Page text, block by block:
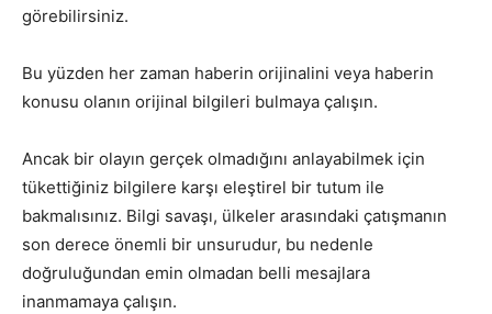
görebilirsiniz.
Bu yüzden her zaman haberin orijinalini veya haberin
konusu olanın orijinal bilgileri bulmaya çalışın.
Ancak bir olayın gerçek olmadığını anlayabilmek için
tükettiğiniz bilgilere karşı eleştirel bir tutum ile
bakmalısınız. Bilgi savaşı, ülkeler arasındaki çatışmanın
son derece önemli bir unsurudur, bu nedenle
doğruluğundan emin olmadan belli mesajlara
inanmamaya çalışın.